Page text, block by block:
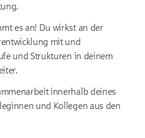
es an! Du wirkst an der
mit und
und Strukturen in deinem
innerhalb deines
und Kollegen aus den